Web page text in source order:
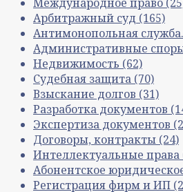
Арбитражный суд (165)
Антимонопольная
Административные
Недвижимость (62)
Судебная защита (70)
Взыскание долгов (31)
Разработка документов
Экспертиза документов
Договоры, контракты (24)
Интеллектуальные права
Абонентское
Регистрация фирм и ИП